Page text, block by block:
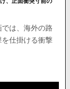
は、海外の路
を仕掛ける衝撃